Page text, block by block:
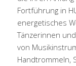
Fortführung in
energetisches
Tänzerinnen
von
Handtrommeln,